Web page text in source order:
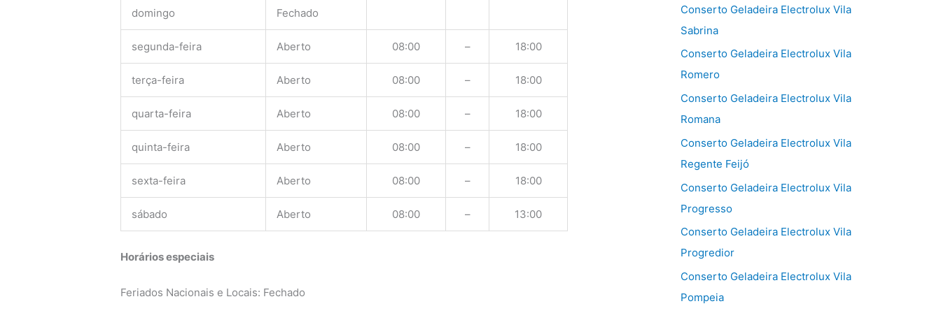
domingo Fechado
segunda-feira Aberto 08:00 – 18:00
terça-feira Aberto 08:00 – 18:00
quarta-feira Aberto 08:00 – 18:00
quinta-feira Aberto 08:00 – 18:00
sexta-feira Aberto 08:00 – 18:00
sábado Aberto 08:00 – 13:00
Horários especiais
Feriados Nacionais e Locais: Fechado
Conserto Geladeira Electrolux Vila
Sabrina
Conserto Geladeira Electrolux Vila
Romero
Conserto Geladeira Electrolux Vila
Romana
Conserto Geladeira Electrolux Vila
Regente Feijó
Conserto Geladeira Electrolux Vila
Progresso
Conserto Geladeira Electrolux Vila
Progredior
Conserto Geladeira Electrolux Vila
Pompeia